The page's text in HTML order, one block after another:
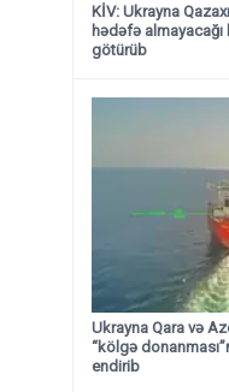
KİV: Ukrayna
hədəfə
götürüb
Ukrayna Qara və
“kölgə
endirib